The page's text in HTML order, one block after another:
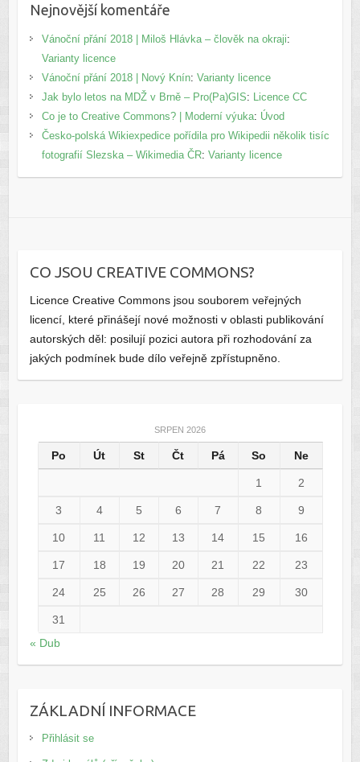
Nejnovější komentáře
Vánoční přání 2018 | Miloš Hlávka – člověk na okraji:
Varianty licence
Vánoční přání 2018 | Nový Knín: Varianty licence
Jak bylo letos na MDŽ v Brně – Pro(Pa)GIS:
Licence CC
Co je to Creative Commons? | Moderní výuka: Úvod
Česko-polská Wikiexpedice pořídila pro Wikipedii několik tisíc
fotografií Slezska – Wikimedia ČR: Varianty licence
CO JSOU CREATIVE COMMONS?
Licence Creative Commons jsou souborem veřejných
licencí, které přinášejí nové možnosti v oblasti publikování
autorských děl: posilují pozici autora při rozhodování za
jakých podmínek bude dílo veřejně zpřístupněno.
SRPEN 2026
Po Út St Čt Pá So Ne
1 2
3 4 5 6 7 8 9
10 11 12 13 14 15 16
17 18 19 20 21 22 23
24 25 26 27 28 29 30
31
« Dub
ZÁKLADNÍ INFORMACE
Přihlásit se